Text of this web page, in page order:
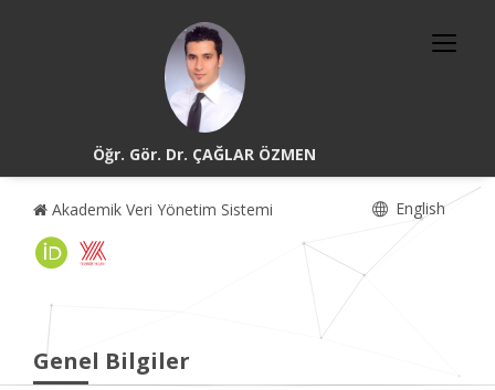
Öğr. Gör. Dr. ÇAĞLAR ÖZMEN
Akademik Veri Yönetim Sistemi English
Genel Bilgiler